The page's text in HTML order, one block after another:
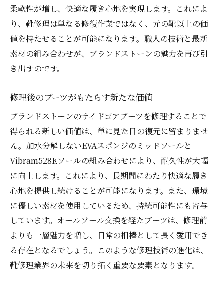
柔軟性が増し、快適な履き心地を実現します。これによ
り、靴修理は単なる修復作業ではなく、元の靴以上の価
値を持たせることが可能になります。職人の技術と最新
素材の組み合わせが、ブランドストーンの魅力を再び引
き出すのです。
修理後のブーツがもたらす新たな価値
ブランドストーンのサイドゴアブーツを修理することで
得られる新しい価値は、単に見た目の復元に留まりませ
ん。加水分解しないEVAスポンジのミッドソールと
Vibram528Kソールの組み合わせにより、耐久性が大幅
に向上します。これにより、長期間にわたり快適な履き
心地を提供し続けることが可能になります。また、環境
に優しい素材を使用しているため、持続可能性にも寄与
しています。オールソール交換を経たブーツは、修理前
よりも一層魅力を増し、日常の相棒として長く愛用でき
る存在となるでしょう。このような修理技術の進化は、
靴修理業界の未来を切り拓く重要な要素となります。